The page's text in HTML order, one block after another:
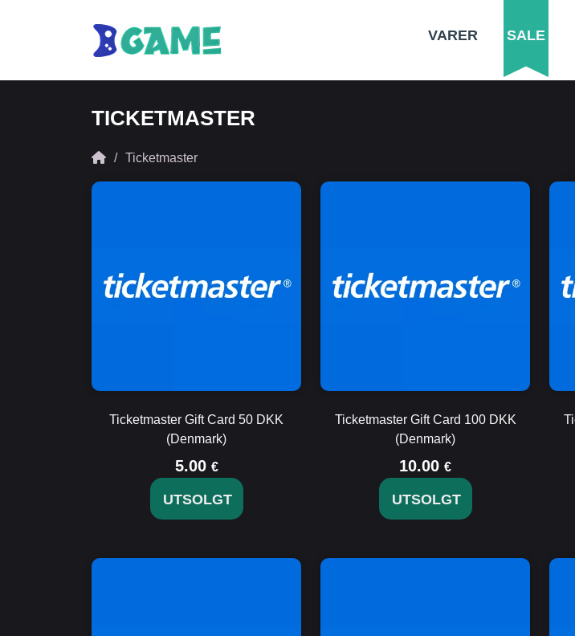
VARER SALE
TICKETMASTER
Ticketmaster
Ticketmaster Gift Card 50 DKK
(Denmark)
5.00 €
UTSOLGT
Ticketmaster Gift Card 100 DKK
(Denmark)
10.00 €
UTSOLGT